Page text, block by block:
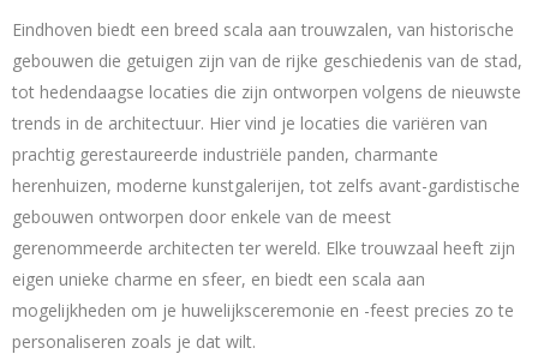
Eindhoven biedt een breed scala aan trouwzalen, van historische
gebouwen die getuigen zijn van de rijke geschiedenis van de stad,
tot hedendaagse locaties die zijn ontworpen volgens de nieuwste
trends in de architectuur. Hier vind je locaties die variëren van
prachtig gerestaureerde industriële panden, charmante
herenhuizen, moderne kunstgalerijen, tot zelfs avant-gardistische
gebouwen ontworpen door enkele van de meest
gerenommeerde architecten ter wereld. Elke trouwzaal heeft zijn
eigen unieke charme en sfeer, en biedt een scala aan
mogelijkheden om je huwelijksceremonie en -feest precies zo te
personaliseren zoals je dat wilt.